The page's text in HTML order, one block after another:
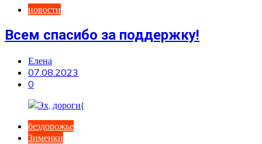
новости
Всем спасибо за поддержку!
Елена
07.08.2023
0
бездорожье
Зименки